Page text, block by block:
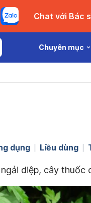
Chuyên mục
dụng Liều dùng
diệp, cây thuốc